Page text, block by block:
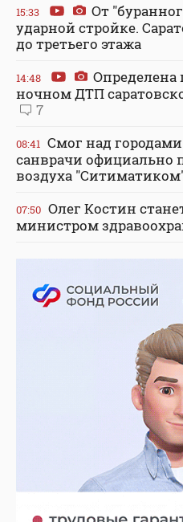
15:33
От
ударной стройке.
до третьего этажа
14:48
Определена
ночном ДТП
7
08:41 Смог над
санврачи официально
воздуха
07:50 Олег Костин
министром